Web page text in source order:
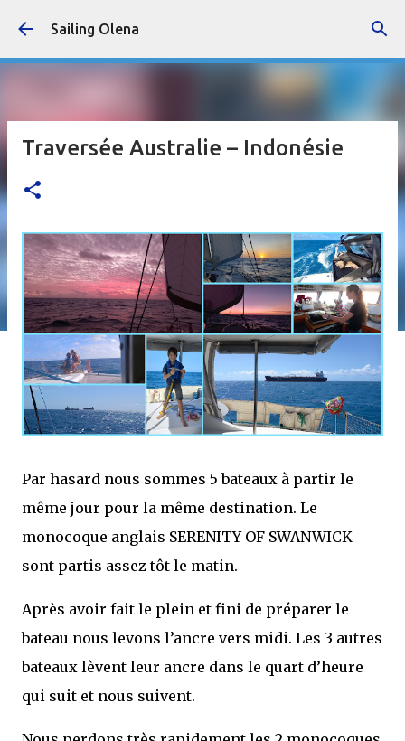
Accéder au contenu principal
Sailing Olena
Traversée Australie – Indonésie
Par hasard nous sommes 5 bateaux à partir le
même jour pour la même destination. Le
monocoque anglais SERENITY OF SWANWICK
sont partis assez tôt le matin.
Après avoir fait le plein et fini de préparer le
bateau nous levons l’ancre vers midi. Les 3 autres
bateaux lèvent leur ancre dans le quart d’heure
qui suit et nous suivent.